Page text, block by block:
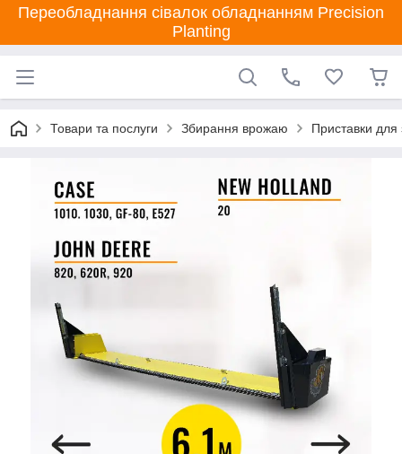
Переобладнання сівалок обладнанням Precision
Planting
Товари та послуги Збирання врожаю Приставки для